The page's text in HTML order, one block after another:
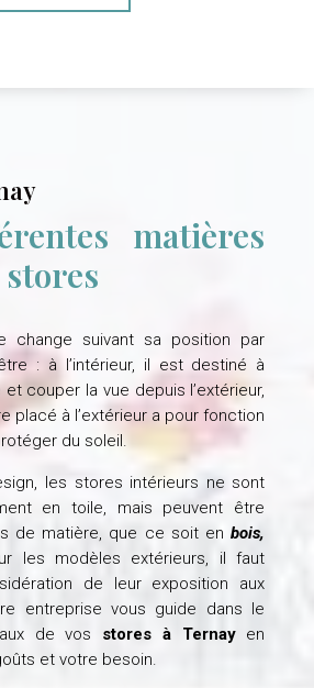
matières
change suivant sa position par
: à l’intérieur, il est destiné à
couper la vue depuis l’extérieur,
placé à l’extérieur a pour fonction
du soleil.
les stores intérieurs ne sont
en toile, mais peuvent être
de matière, que ce soit enbois,
les modèles extérieurs, il faut
de leur exposition aux
entreprise vous guide dans le
de vos stores à Ternayen
et votre besoin.